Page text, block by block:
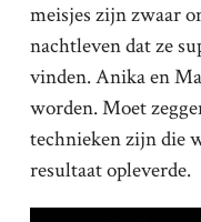
meisjes zijn zwaar
nachtleven dat ze
vinden. Anika en
worden. Moet
technieken zijn die
resultaat opleverde.